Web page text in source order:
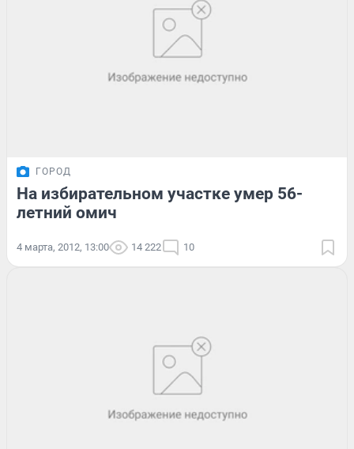
ГОРОД
На избирательном участке умер 56-
летний омич
4 марта, 2012, 13:00 14 222 10